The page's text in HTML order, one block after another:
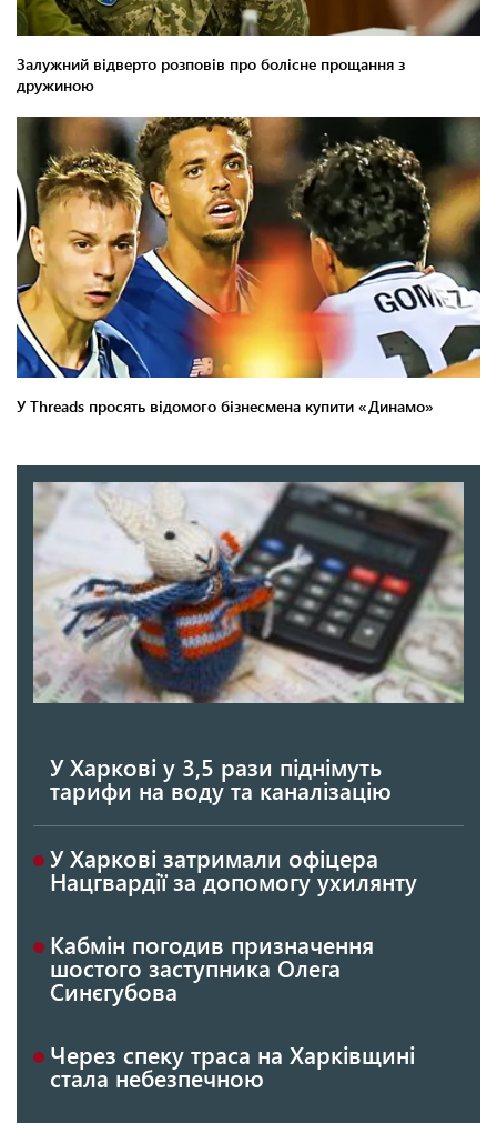
У Харкові у 3,5 рази піднімуть
тарифи на воду та каналізацію
У Харкові затримали офіцера
Нацгвардії за допомогу ухилянту
Кабмін погодив призначення
шостого заступника Олега
Синєгубова
Через спеку траса на Харківщині
стала небезпечною